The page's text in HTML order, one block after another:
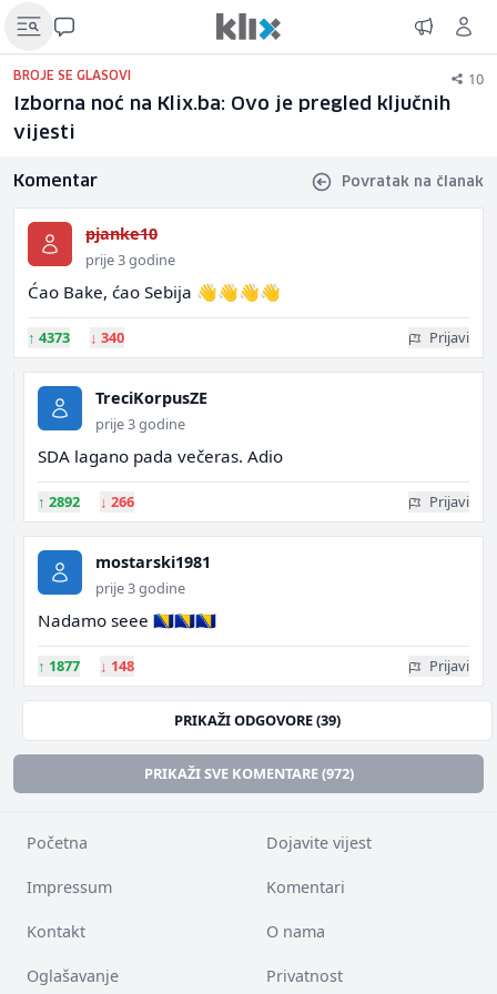
BROJE SE GLASOVI 10
Izborna noć na Klix.ba: Ovo je pregled ključnih
vijesti
Komentar Povratak na članak
pjanke10
prije 3 godine
Ćao Bake, ćao Sebija 👋👋👋👋
↑ 4373 ↓ 340 Prijavi
TreciKorpusZE
prije 3 godine
SDA lagano pada večeras. Adio
↑ 2892 ↓ 266 Prijavi
mostarski1981
prije 3 godine
Nadamo seee 🇧🇦🇧🇦🇧🇦
↑ 1877 ↓ 148 Prijavi
PRIKAŽI ODGOVORE (39)
PRIKAŽI SVE KOMENTARE (972)
Početna Dojavite vijest
Impressum Komentari
Kontakt O nama
Oglašavanje Privatnost